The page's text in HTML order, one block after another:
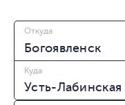
Откуда
Куда